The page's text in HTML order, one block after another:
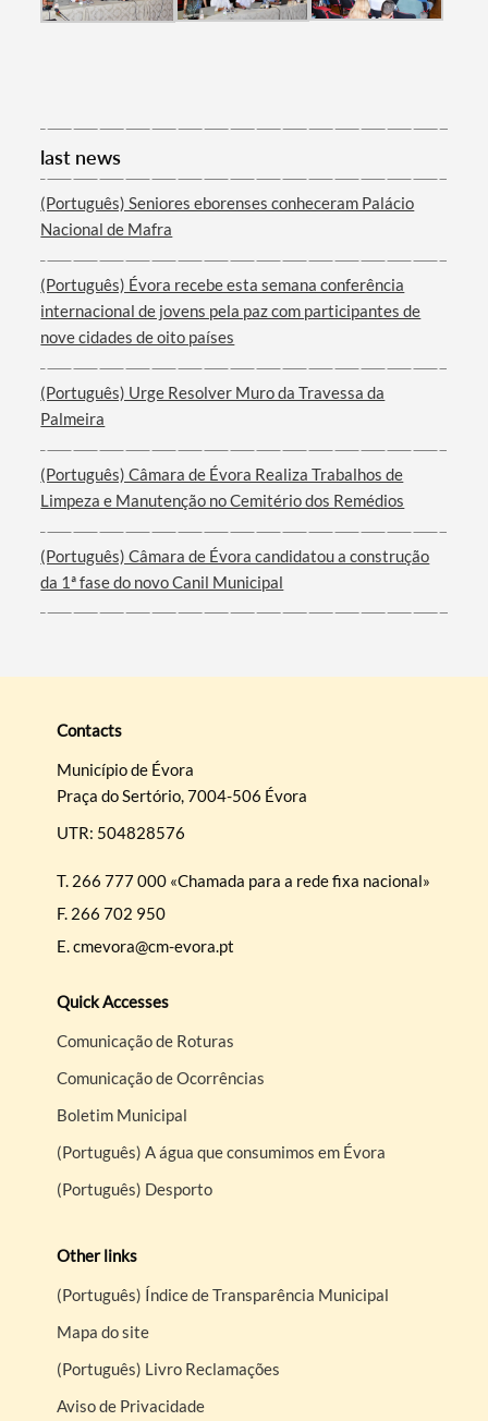
Categories
Filters
last news
(Português) Seniores eborenses conheceram Palácio
Nacional de Mafra
(Português) Évora recebe esta semana conferência
internacional de jovens pela paz com participantes de
nove cidades de oito países
(Português) Urge Resolver Muro da Travessa da
Palmeira
(Português) Câmara de Évora Realiza Trabalhos de
Limpeza e Manutenção no Cemitério dos Remédios
(Português) Câmara de Évora candidatou a construção
da 1ª fase do novo Canil Municipal
Contacts
Município de Évora
Praça do Sertório, 7004-506 Évora
UTR: 504828576
T. 266 777 000 «Chamada para a rede fixa nacional»
F. 266 702 950
E.cmevora@cm-evora.pt
Quick Accesses
Comunicação de Roturas
Comunicação de Ocorrências
Boletim Municipal
(Português) A água que consumimos em Évora
(Português) Desporto
Other links
(Português) Índice de Transparência Municipal
Mapa do site
(Português) Livro Reclamações
Aviso de Privacidade